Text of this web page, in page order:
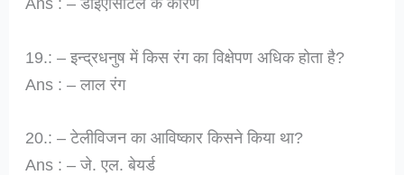
19.: – इन्द्रधनुष में किस रंग का विक्षेपण अधिक होता है?
Ans : – लाल रंग
20.: – टेलीविजन का आविष्कार किसने किया था?
Ans : – जे. एल. बेयर्ड